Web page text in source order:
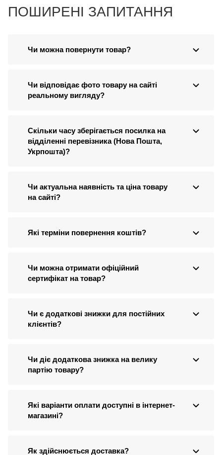
ПОШИРЕНІ ЗАПИТАННЯ
Чи можна повернути товар?
Чи відповідає фото товару на сайті
реальному вигляду?
Скільки часу зберігається посилка на
відділенні перевізника (Нова Пошта,
Укрпошта)?
Чи актуальна наявність та ціна товару
на сайті?
Які терміни повернення коштів?
Чи можна отримати офіційний
сертифікат на товар?
Чи є додаткові знижки для постійних
клієнтів?
Чи діє додаткова знижка на велику
партію товару?
Які варіанти оплати доступні в інтернет-
магазині?
Як здійснюється доставка?